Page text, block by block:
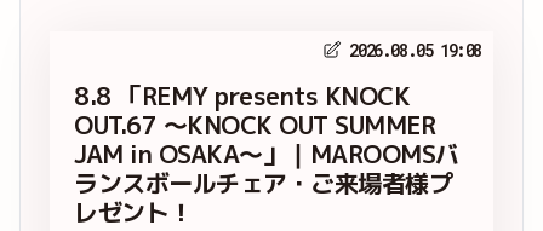
2026.08.05 19:08
8.8 「REMY presents KNOCK
OUT.67 ～KNOCK OUT SUMMER
JAM in OSAKA～」｜MAROOMSバ
ランスボールチェア・ご来場者様プ
レゼント！